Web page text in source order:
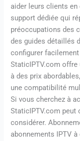
aider leurs clients
support dédiée qui
préoccupations des
des guides détaillés
configurer
StaticIPTV.com offre
à des prix
une compatibilité
Si vous cherchez à
StaticIPTV.com peut
considérer.
abonnements IPTV